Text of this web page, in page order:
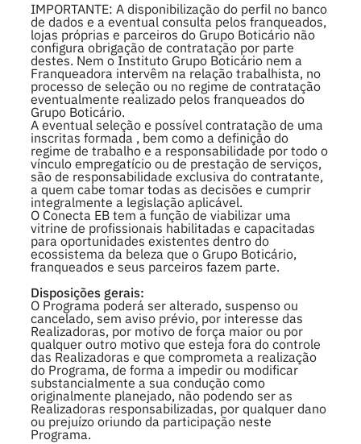
IMPORTANTE: A disponibilização do perfil no banco
de dados e a eventual consulta pelos franqueados,
lojas próprias e parceiros do Grupo Boticário não
configura obrigação de contratação por parte
destes. Nem o Instituto Grupo Boticário nem a
Franqueadora intervêm na relação trabalhista, no
processo de seleção ou no regime de contratação
eventualmente realizado pelos franqueados do
Grupo Boticário.
A eventual seleção e possível contratação de uma
inscritas formada , bem como a definição do
regime de trabalho e a responsabilidade por todo o
vínculo empregatício ou de prestação de serviços,
são de responsabilidade exclusiva do contratante,
a quem cabe tomar todas as decisões e cumprir
integralmente a legislação aplicável.
O Conecta EB tem a função de viabilizar uma
vitrine de profissionais habilitadas e capacitadas
para oportunidades existentes dentro do
ecossistema da beleza que o Grupo Boticário,
franqueados e seus parceiros fazem parte.
Disposições gerais:
O Programa poderá ser alterado, suspenso ou
cancelado, sem aviso prévio, por interesse das
Realizadoras, por motivo de força maior ou por
qualquer outro motivo que esteja fora do controle
das Realizadoras e que comprometa a realização
do Programa, de forma a impedir ou modificar
substancialmente a sua condução como
originalmente planejado, não podendo ser as
Realizadoras responsabilizadas, por qualquer dano
ou prejuízo oriundo da participação neste
Programa.